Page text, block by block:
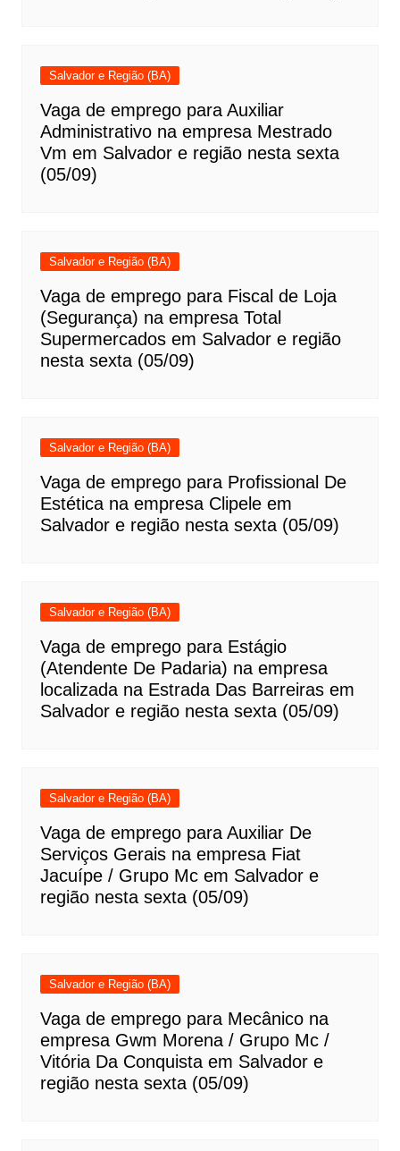
Salvador e Região (BA)
Vaga de emprego para Auxiliar
Administrativo na empresa Mestrado
Vm em Salvador e região nesta sexta
(05/09)
Salvador e Região (BA)
Vaga de emprego para Fiscal de Loja
(Segurança) na empresa Total
Supermercados em Salvador e região
nesta sexta (05/09)
Salvador e Região (BA)
Vaga de emprego para Profissional De
Estética na empresa Clipele em
Salvador e região nesta sexta (05/09)
Salvador e Região (BA)
Vaga de emprego para Estágio
(Atendente De Padaria) na empresa
localizada na Estrada Das Barreiras em
Salvador e região nesta sexta (05/09)
Salvador e Região (BA)
Vaga de emprego para Auxiliar De
Serviços Gerais na empresa Fiat
Jacuípe / Grupo Mc em Salvador e
região nesta sexta (05/09)
Salvador e Região (BA)
Vaga de emprego para Mecânico na
empresa Gwm Morena / Grupo Mc /
Vitória Da Conquista em Salvador e
região nesta sexta (05/09)